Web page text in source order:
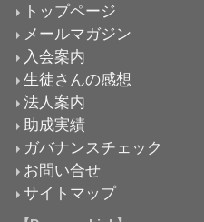
トップページ
メールマガジン
入会案内
生徒さんの感想
法人案内
助成実績
ガバナンスチェック
お問い合せ
サイトマップ